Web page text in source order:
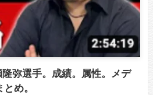
隆弥選手。成績。属性。メデ
め。